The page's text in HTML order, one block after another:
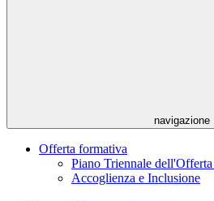
navigazione
Offerta formativa
Piano Triennale
Accoglienza e Inclusione